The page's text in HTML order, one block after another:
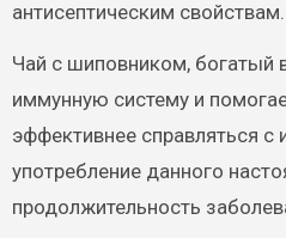
антисептическим свойствам.
Чай с шиповником, богатый
иммунную систему и
эффективнее справляться с
употребление данного
продолжительность